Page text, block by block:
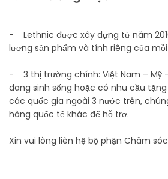
- Lethnic được xây dựng từ năm
lượng sản phẩm và tính riêng của
- 3 thị trường chính: Việt Nam – Mỹ -
đang sinh sống hoặc có nhu cầu
các quốc gia ngoài 3 nước trên,
hàng quốc tế khác để hỗ trợ.
Xin vui lòng liên hệ bộ phận Chăm